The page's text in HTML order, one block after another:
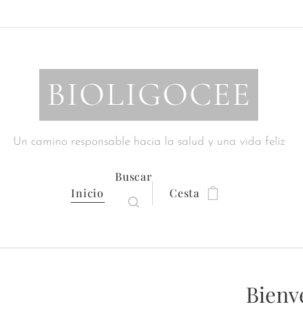
BIOLIGOCEE
Un camino responsable hacia la salud y una vida feliz
Inicio
Buscar
Cesta